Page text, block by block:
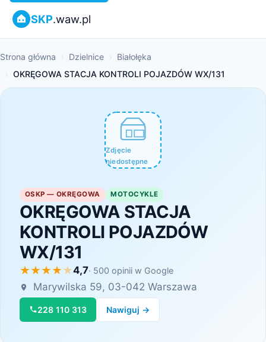
SKP.waw.pl
Strona główna Dzielnice
Białołęka
OKRĘGOWA STACJA KONTROLI POJAZDÓW WX/131
OSKP — OKRĘGOWA MOTOCYKLE
OKRĘGOWA STACJA
KONTROLI POJAZDÓW
WX/131
4,7· 500 opinii w Google
Marywilska 59, 03-042 Warszawa
228 110 313 Nawiguj →
Zdjęcie
niedostępne